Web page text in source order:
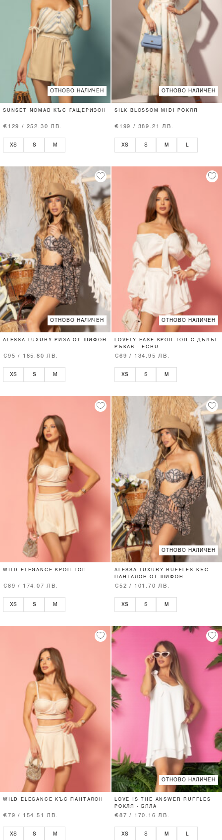
ОТНОВО НАЛИЧЕН
SUNSET NOMAD КЪС ГАЩЕРИЗОН
€129 / 252.30 ЛВ.
XS S M
ОТНОВО НАЛИЧЕН
SILK BLOSSOM MIDI РОКЛЯ
€199 / 389.21 ЛВ.
XS S M
ОТНОВО НАЛИЧЕН
ALESSA LUXURY РИЗА ОТ ШИФОН
€95 / 185.80 ЛВ.
XS S M
ОТНОВО НАЛИЧЕН
LOVELY EASE КРОП-ТОП С ДЪЛЪГ
РЪКАВ - ECRU
€69 / 134.95 ЛВ.
XS S M
WILD ELEGANCE КРОП-ТОП
€89 / 174.07 ЛВ.
XS S M
ОТНОВО НАЛИЧЕН
ALESSA LUXURY RUFFLES КЪС
ПАНТАЛОН ОТ ШИФОН
€52 / 101.70 ЛВ.
XS S M
WILD ELEGANCE КЪС ПАНТАЛОН
€79 / 154.51 ЛВ.
XS S M
ОТНОВО НАЛИЧЕН
LOVE IS THE ANSWER RUFFLES
РОКЛЯ - БЯЛА
€87 / 170.16 ЛВ.
XS S M L